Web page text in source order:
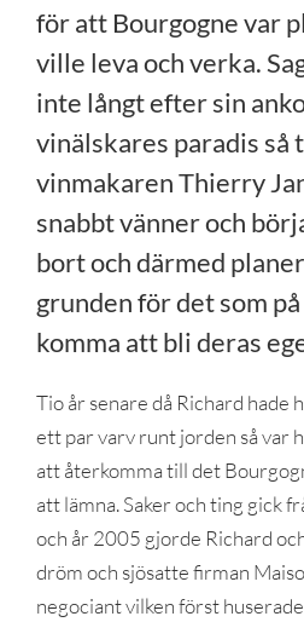
för att Bourgogne var
ville leva och verka.
inte långt efter sin
vinälskares paradis så
vinmakaren Thierry
snabbt vänner och
bort och därmed
grunden för det som
komma att bli deras
Tio år senare då Richard
ett par varv runt jorden så var
att återkomma till det
att lämna. Saker och ting gick
och år 2005 gjorde Richard
dröm och sjösatte firman
negociant vilken först